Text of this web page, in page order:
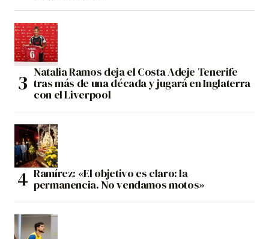
Natalia Ramos deja el Costa Adeje Tenerife
tras más de una década y jugará en Inglaterra
con el Liverpool
Ramírez: «El objetivo es claro: la
permanencia. No vendamos motos»